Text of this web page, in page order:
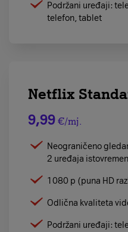
Podržani uređaji:
telefon, tablet
Netflix
9,99 €/mj.
Neograničeno
2 uređaja
1080 p (puna HD
Odlična kvaliteta
Podržani uređaji: